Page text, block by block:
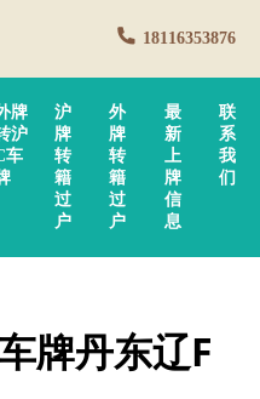
18116353876
牌
沪
车
沪
牌
转
籍
过
户
外
牌
转
籍
过
户
最
新
上
牌
信
息
联
系
我
们
牌丹东辽F